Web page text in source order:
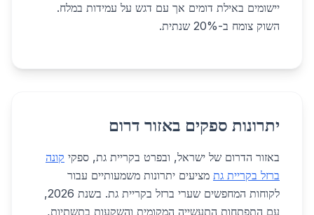
יישומים באילת דומים אך עם דגש על עמידות במלח.
השוק צומח ב-20% שנתית.
יתרונות ספקים באזור דרום
באזור הדרום של ישראל, ובפרט בקריית גת, ספקי קונה
ברזל בקריית גת מציעים יתרונות משמעותיים עבור
לקוחות המחפשים שערי ברזל בקריית גת. בשנת 2026,
עם התפתחות התעשייה המקומית והשקעות בתשתיות,